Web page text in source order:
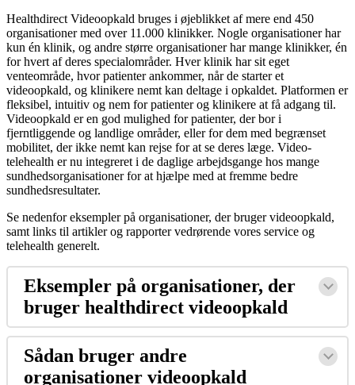
Healthdirect Videoopkald bruges i øjeblikket af mere end 450
organisationer med over 11 .000 klinikker. Nogle organisationer har
kun én klinik, og andre større organisationer har mange klinikker, én
for hvert af deres specialområder. Hver klinik har sit eget
venteområde, hvor patienter ankommer, når de starter et
videoopkald, og klinikere nemt kan deltage i opkaldet. Platformen er
fleksibel, intuitiv og nem for patienter og klinikere at få adgang til.
Videoopkald er en god mulighed for patienter, der bor i
fjerntliggende og landlige områder, eller for dem med begrænset
mobilitet, der ikke nemt kan rejse for at se deres læge. Video-
telehealth er nu integreret i de daglige arbejdsgange hos mange
sundhedsorganisationer for at hjælpe med at fremme bedre
sundhedsresultater.
Se nedenfor eksempler på organisationer, der bruger videoopkald,
samt links til artikler og rapporter vedrørende vores service og
telehealth generelt.
Eksempler på organisationer, der
bruger healthdirect videoopkald
Sådan bruger andre
organisationer videoopkald